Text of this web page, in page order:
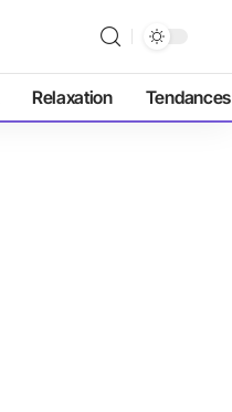
Relaxation Tendances